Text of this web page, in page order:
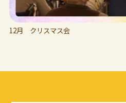
12月 クリスマス会